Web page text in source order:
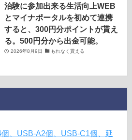
治験に参加出来る生活向上WEB
とマイナポータルを初めて連携
すると、300円分ポイントが貰え
る。500円分から出金可能。
2026年8月9日 もれなく貰える
、USB-A2個、USB-C1個、延